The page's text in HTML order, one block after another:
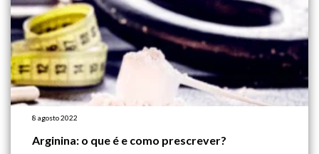
8 agosto 2022
Arginina: o que é e como prescrever?